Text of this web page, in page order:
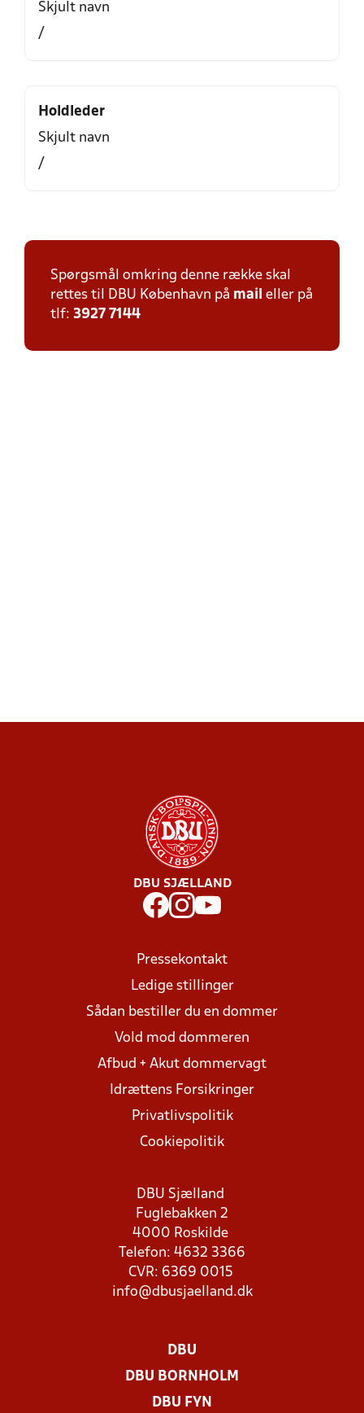
Skjult navn
/
Holdleder
Skjult navn
/
Spørgsmål omkring denne række skal
rettes til DBU København på mail eller på
tlf: 3927 7144
DBU SJÆLLAND
Pressekontakt
Ledige stillinger
Sådan bestiller du en dommer
Vold mod dommeren
Afbud + Akut dommervagt
Idrættens Forsikringer
Privatlivspolitik
Cookiepolitik
DBU Sjælland
Fuglebakken 2
4000 Roskilde
Telefon: 4632 3366
CVR: 6369 0015
info@dbusjaelland.dk
DBU
DBU BORNHOLM
DBU FYN